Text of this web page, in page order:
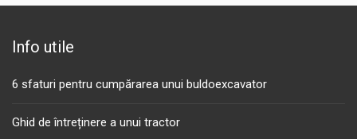
Info utile
6 sfaturi pentru cumpărarea unui buldoexcavator
Ghid de întreținere a unui tractor